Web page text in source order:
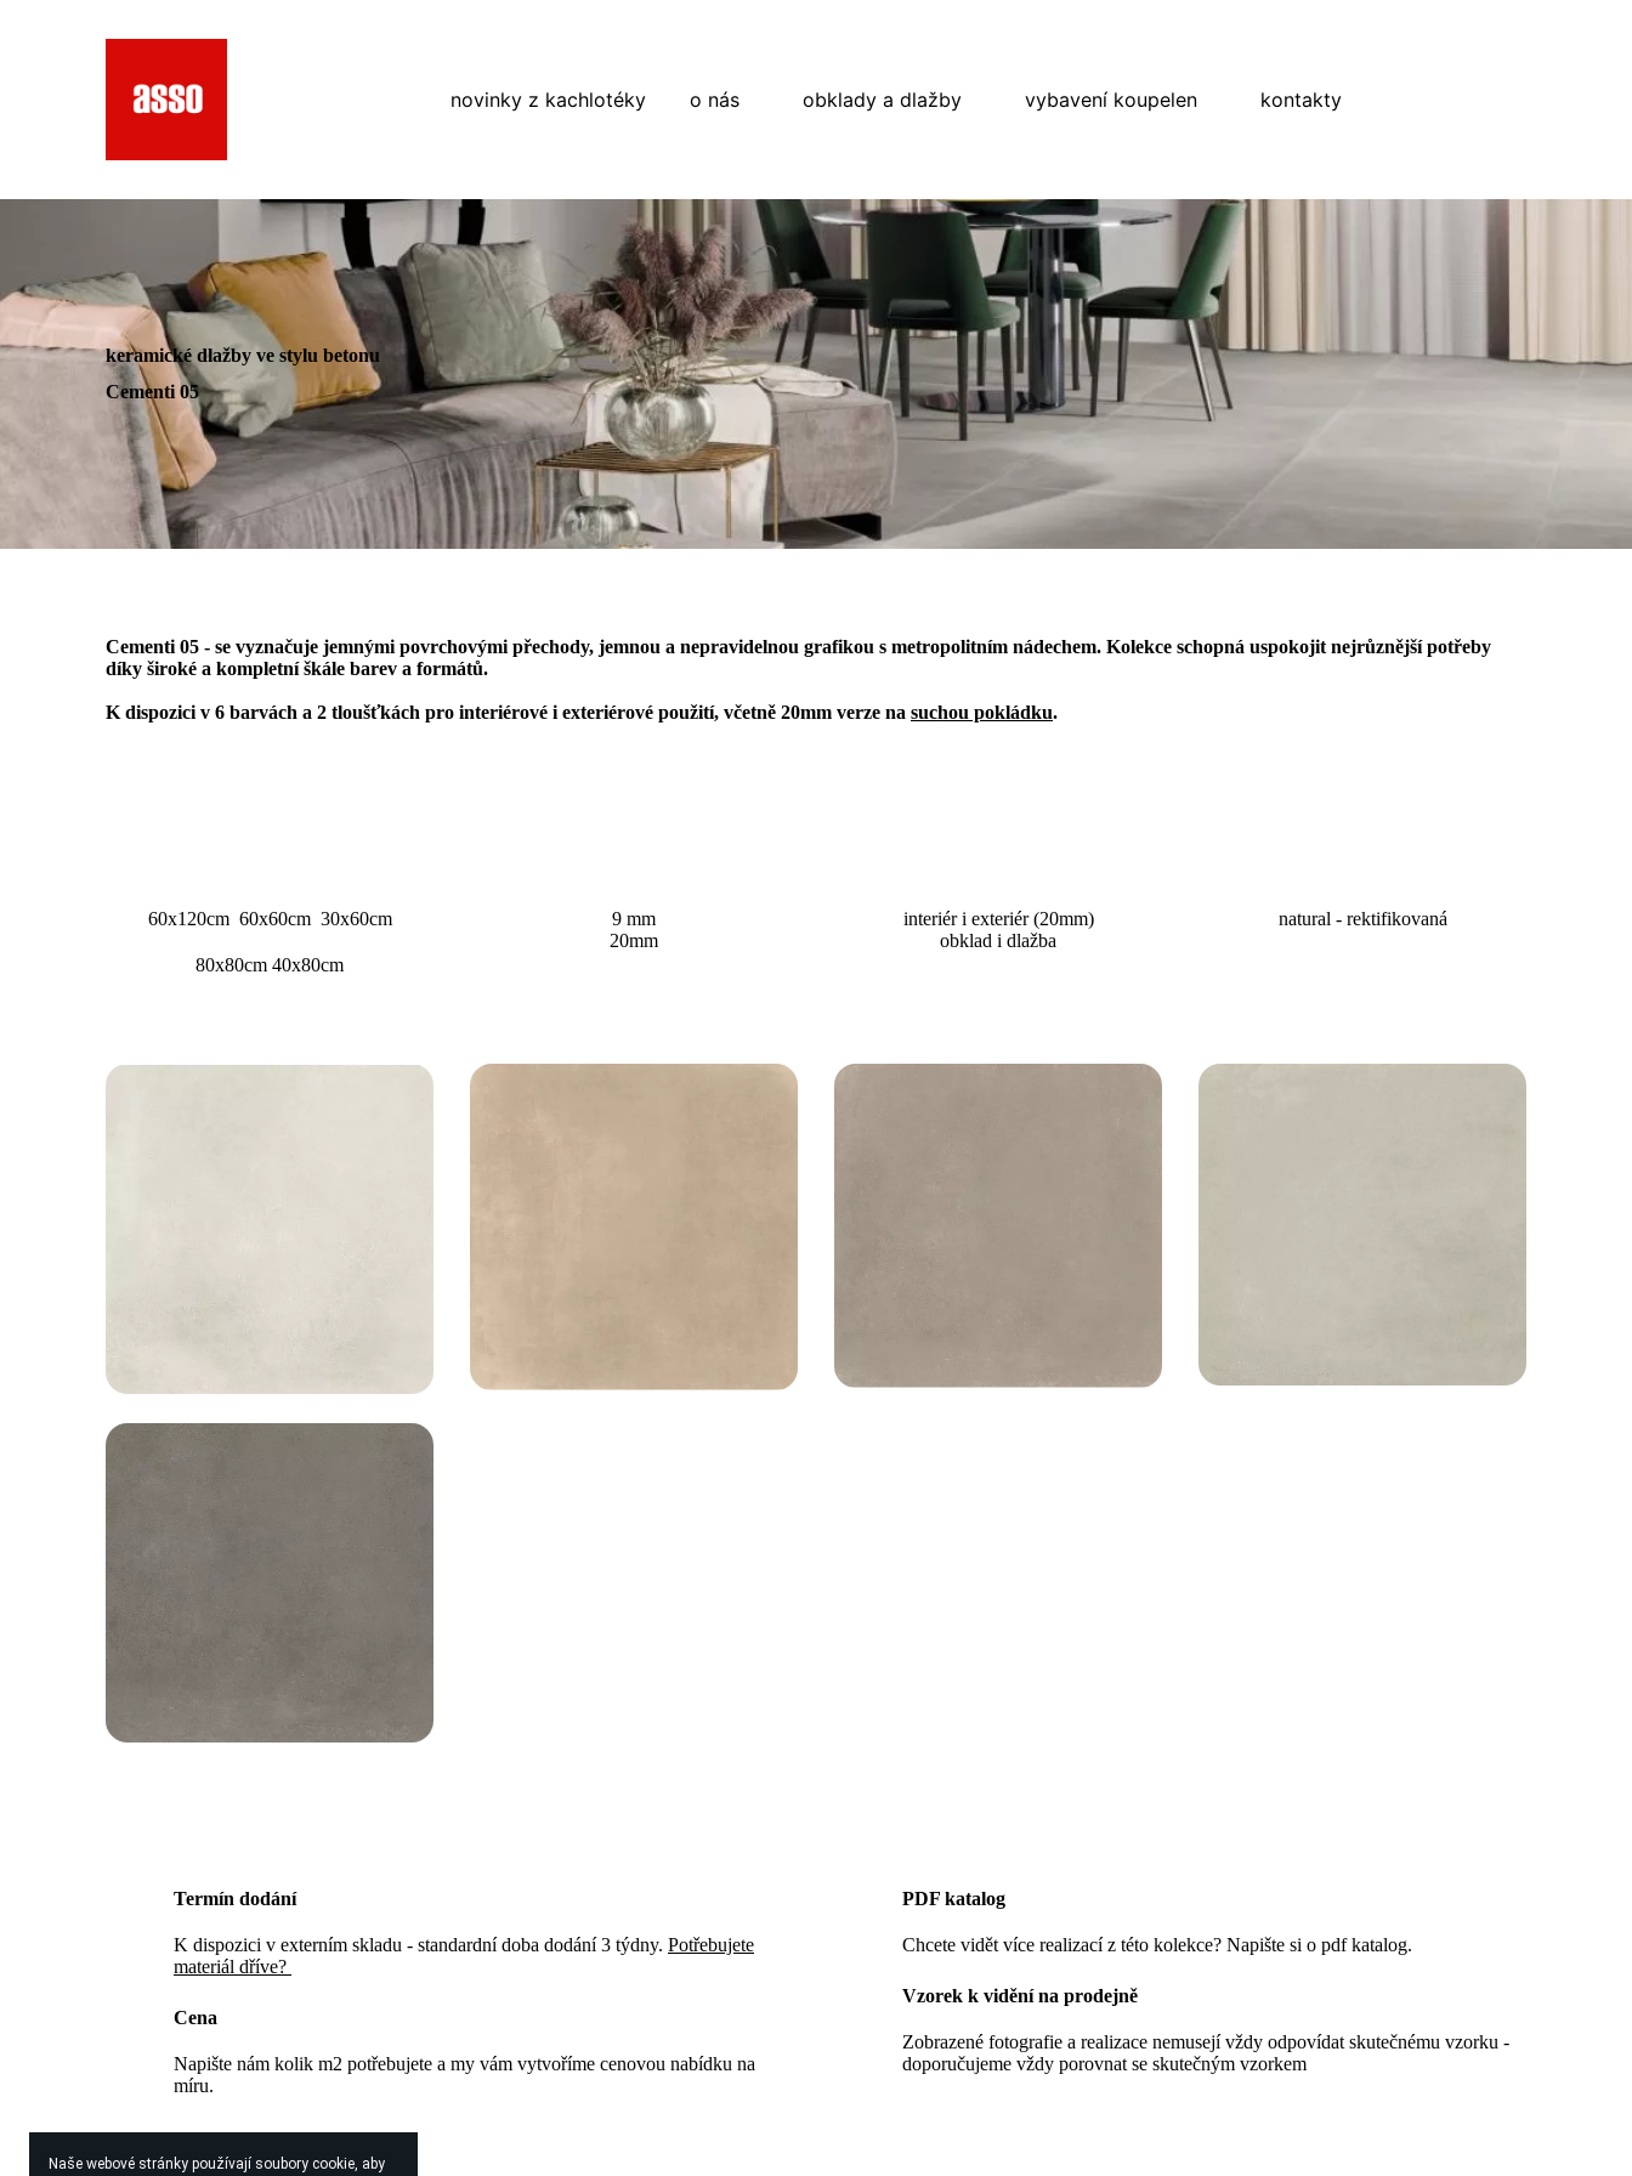
Naše webové stránky používají soubory cookie, aby
novinky z kachlotéky o nás obklady a dlažby vybavení koupelen kontakty
keramické dlažby ve stylu betonu
Cementi 05
Cementi 05 - se vyznačuje jemnými povrchovými přechody, jemnou a nepravidelnou grafikou s metropolitním nádechem. Kolekce schopná uspokojit nejrůznější potřeby
díky široké a kompletní škále barev a formátů.
K dispozici v 6 barvách a 2 tloušťkách pro interiérové i exteriérové použití, včetně 20mm verze na suchou pokládku.
60x120cm 60x60cm 30x60cm
80x80cm 40x80cm
9 mm
20mm
interiér i exteriér (20mm)
obklad i dlažba
natural - rektifikovaná
Termín dodání
K dispozici v externím skladu - standardní doba dodání 3 týdny. Potřebujete
materiál dříve?
Cena
Napište nám kolik m2 potřebujete a my vám vytvoříme cenovou nabídku na
míru.
PDF katalog
Chcete vidět více realizací z této kolekce? Napište si o pdf katalog.
Vzorek k vidění na prodejně
Zobrazené fotografie a realizace nemusejí vždy odpovídat skutečnému vzorku -
doporučujeme vždy porovnat se skutečným vzorkem